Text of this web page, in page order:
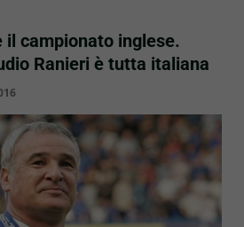
il campionato inglese.
Ranieri è tutta italiana